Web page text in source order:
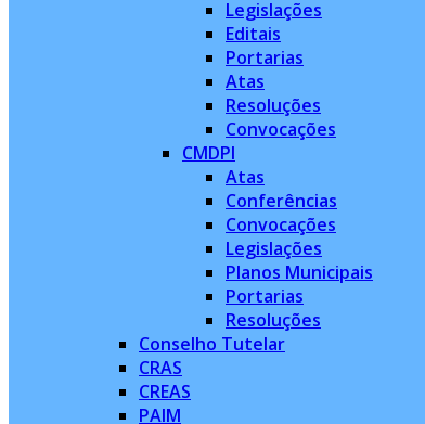
Legislações
Editais
Portarias
Atas
Resoluções
Convocações
CMDPI
Atas
Conferências
Convocações
Legislações
Planos Municipais
Portarias
Resoluções
Conselho Tutelar
CRAS
CREAS
PAIM